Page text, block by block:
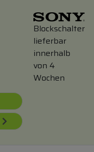
Blockschalter
lieferbar
innerhalb
von 4
Wochen